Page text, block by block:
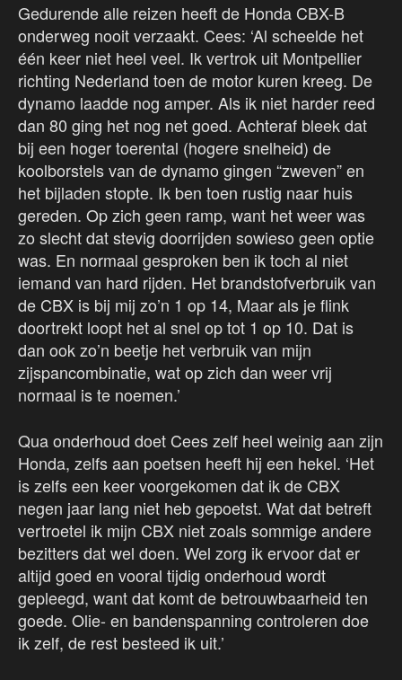
Gedurende alle reizen heeft de Honda CBX-B
onderweg nooit verzaakt. Cees: ‘Al scheelde het
één keer niet heel veel. Ik vertrok uit Montpellier
richting Nederland toen de motor kuren kreeg. De
dynamo laadde nog amper. Als ik niet harder reed
dan 80 ging het nog net goed. Achteraf bleek dat
bij een hoger toerental (hogere snelheid) de
koolborstels van de dynamo gingen “zweven” en
het bijladen stopte. Ik ben toen rustig naar huis
gereden. Op zich geen ramp, want het weer was
zo slecht dat stevig doorrijden sowieso geen optie
was. En normaal gesproken ben ik toch al niet
iemand van hard rijden. Het brandstofverbruik van
de CBX is bij mij zo’n 1 op 14, Maar als je flink
doortrekt loopt het al snel op tot 1 op 10. Dat is
dan ook zo’n beetje het verbruik van mijn
zijspancombinatie, wat op zich dan weer vrij
normaal is te noemen.’
Qua onderhoud doet Cees zelf heel weinig aan zijn
Honda, zelfs aan poetsen heeft hij een hekel. ‘Het
is zelfs een keer voorgekomen dat ik de CBX
negen jaar lang niet heb gepoetst. Wat dat betreft
vertroetel ik mijn CBX niet zoals sommige andere
bezitters dat wel doen. Wel zorg ik ervoor dat er
altijd goed en vooral tijdig onderhoud wordt
gepleegd, want dat komt de betrouwbaarheid ten
goede. Olie- en bandenspanning controleren doe
ik zelf, de rest besteed ik uit.’